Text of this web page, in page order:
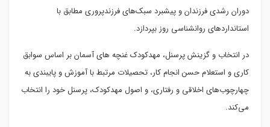
دوران رشدی فرزندان و پیشبرد سبک‌های فرزندپروری مطابق با
استانداردهای روانشناسی روز بپردازد.
در انتخاب و گزینش پرسنل، مهدکودک غنچه های آسمان بر اساس سوابق
کاری و استعلام حسن انجام کار، تحصیلات مرتبط با آموزش و پایبندی به
چهارچوب‌های اخلاقی و رفتاری، و اصول مهدکودک، پرسنل خود را انتخاب
می‌کند.